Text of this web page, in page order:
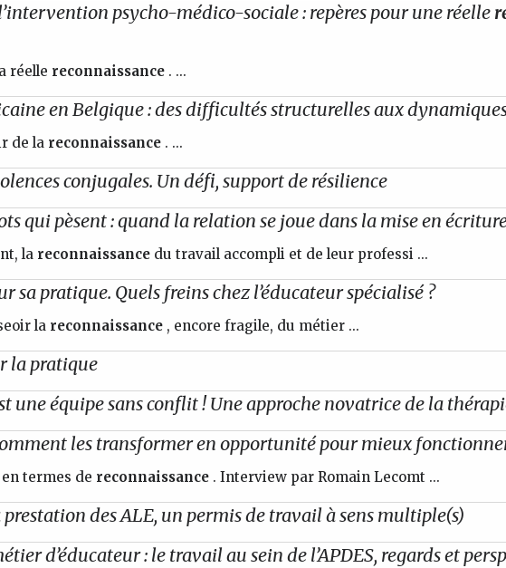
psycho-médico-sociale : repères pour une réelle
réelle reconnaissance . ...
en Belgique : des difficultés structurelles aux
de la reconnaissance . ...
conjugales. Un défi, support de résilience
qui pèsent : quand la relation se joue dans la mise en
la reconnaissance du travail accompli et de leur professi ...
sa pratique. Quels freins chez l’éducateur spécialisé ?
la reconnaissance , encore fragile, du métier ...
la pratique
une équipe sans conflit ! Une approche novatrice de la
les transformer en opportunité pour mieux
termes de reconnaissance . Interview par Romain Lecomt ...
des ALE, un permis de travail à sens multiple(s)
d’éducateur : le travail au sein de l’APDES, regards et